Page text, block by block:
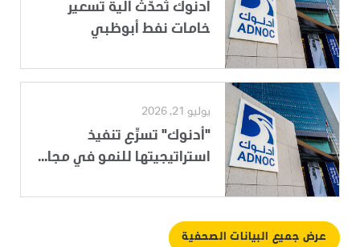
أدنوك تُحدّث آلية تسعير
خامات نفط أبوظبي
يوليو 21, 2026
"أدنوك" تسرِّع تنفيذ
استراتيجيتها للنمو في مجا...
عرض جميع البيانات الصحفية